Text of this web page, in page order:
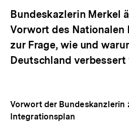
Bundeskazlerin Merkel
Vorwort des
zur Frage, wie und
Deutschland verbessert
Vorwort der Bundeskanzlerin
Integrationsplan